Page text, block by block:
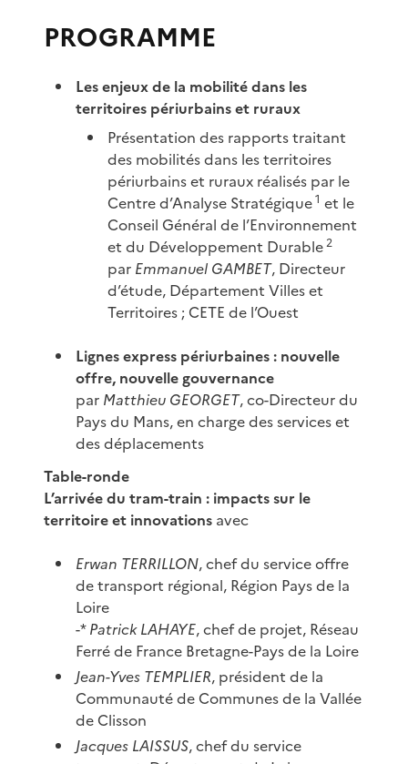
PROGRAMME
Les enjeux de la mobilité dans les
territoires périurbains et ruraux
Présentation des rapports traitant
des mobilités dans les territoires
périurbains et ruraux réalisés par le
Centre d’Analyse Stratégique1 et le
Conseil Général de l’Environnement
et du Développement Durable2
par Emmanuel GAMBET, Directeur
d’étude, Département Villes et
Territoires ; CETE de l’Ouest
Lignes express périurbaines : nouvelle
offre, nouvelle gouvernance
par Matthieu GEORGET, co-Directeur du
Pays du Mans, en charge des services et
des déplacements
Table-ronde
L’arrivée du tram-train : impacts sur le
territoire et innovations avec
Erwan TERRILLON, chef du service offre
de transport régional, Région Pays de la
Loire
-*Patrick LAHAYE, chef de projet, Réseau
Ferré de France Bretagne-Pays de la Loire
Jean-Yves TEMPLIER, président de la
Communauté de Communes de la Vallée
de Clisson
Jacques LAISSUS, chef du service